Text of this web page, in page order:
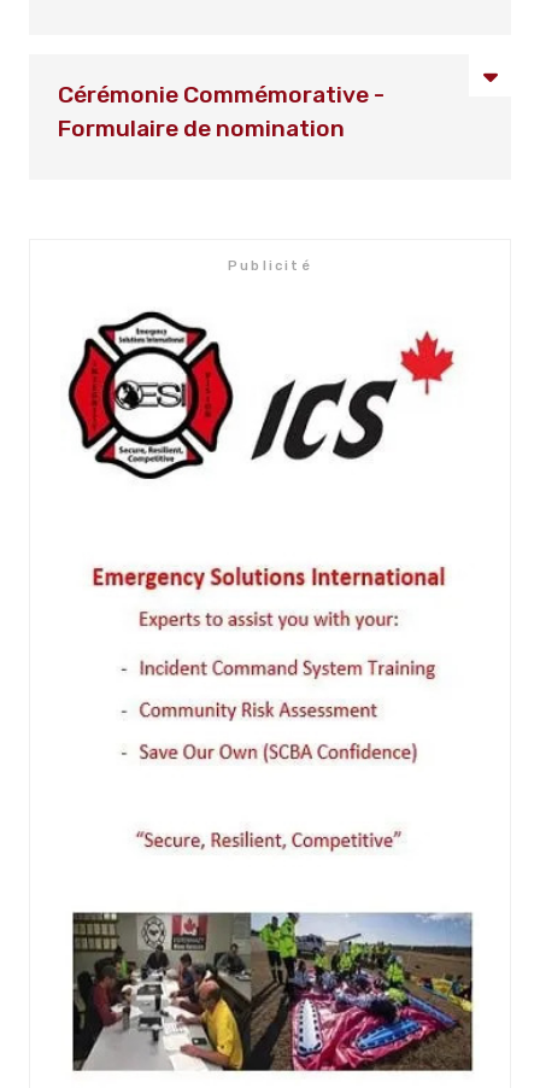
Cérémonie Commémorative -
Formulaire de nomination
Publicité